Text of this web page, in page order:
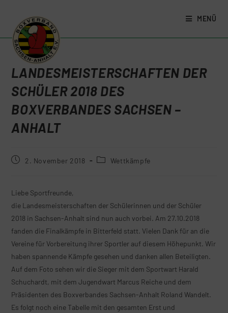
MENÜ
LANDESMEISTERSCHAFTEN DER
SCHÜLER 2018 DES
BOXVERBANDES SACHSEN –
ANHALT
2. November 2018 Wettkämpfe
Liebe Sportfreunde,
die Landesmeisterschaften der Schülerinnen und der Schüler
2018 in Sachsen-Anhalt sind nun auch vorbei. Am 27.10.2018
fanden die Finalkämpfe in Bitterfeld statt. Vielen Dank für an die
Vereine für Vorbereitung ihrer Sportler auf diesem Höhepunkt. Wir
haben spannende Kämpfe gesehen und danken allen Beteiligten.
Auf dem Foto sehen wir die Sieger mit dem Sportwart Harald
Schuchardt, mit dem Jugendwart Marcus Reiche und dem
Präsidenten des Boxverbandes Sachsen-Anhalt Roland Wandelt.
Es folgt noch eine Tabelle mit den gesamten Erst und